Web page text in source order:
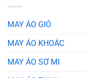
MAY ÁO GIÓ
MAY ÁO KHOÁC
MAY ÁO SƠ MI